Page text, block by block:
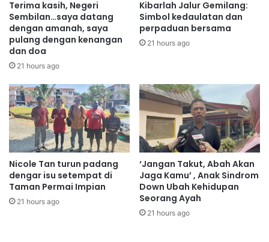
Zaifulbahri
P
e
l
a
n
u
k
l
a
l
u
a
p
e
j
a
l
a
n
k
a
k
Terima kasih, Negeri
Sembilan…saya datang
dengan amanah, saya
pulang dengan kenangan
dan doa
21 hours ago
Kibarlah Jalur Gemilang:
Simbol kedaulatan dan
perpaduan bersama
21 hours ago
Nicole Tan turun padang
dengar isu setempat di
Taman Permai Impian
21 hours ago
‘Jangan Takut, Abah Akan
Jaga Kamu’ , Anak Sindrom
Down Ubah Kehidupan
Seorang Ayah
21 hours ago